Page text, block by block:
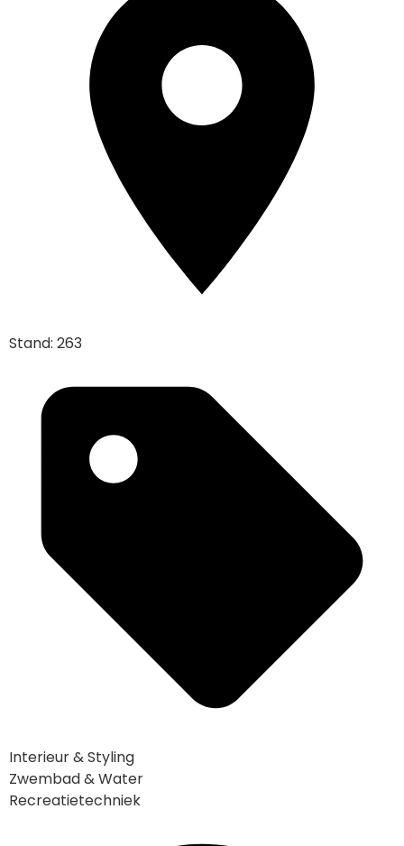
Stand: 263
Interieur & Styling
Zwembad & Water
Recreatietechniek